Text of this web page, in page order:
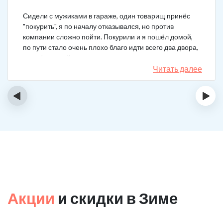
Сидели с мужиками в гараже, один товарищ принёс
"покурить", я по началу отказывался, но против
компании сложно пойти. Покурили и я пошёл домой,
по пути стало очень плохо благо идти всего два двора,
чувствовал что точно, что-то не так. Спасибо большое,
что быстро приехали, поставили капельницу и уже
меня начало отпускать. После оказалось, что товарищ
Читать далее
‹ ›
Акции и скидки в Зиме